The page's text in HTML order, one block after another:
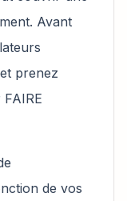
Avant
prenez
de vos